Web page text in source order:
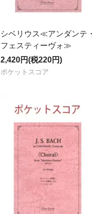
シベリウス≪アンダンテ・
フェスティーヴォ≫
2,420円(税220円)
ポケットスコア